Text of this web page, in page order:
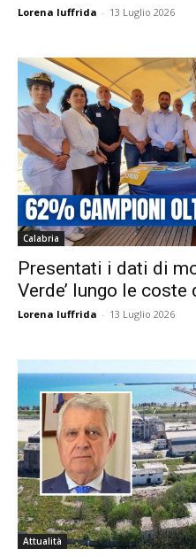
Lorena Iuffrida - 13 Luglio 2026
Calabria
Presentati i dati di
Verde’ lungo le
Lorena Iuffrida - 13 Luglio 2026
Attualità